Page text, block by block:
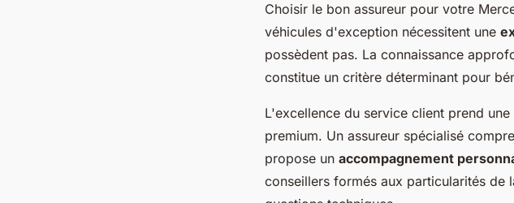
Choisir le bon assureur pour votre
véhicules d'exception nécessitent une
possèdent pas. La connaissance
constitue un critère déterminant pour
L'excellence du service client prend
premium. Un assureur spécialisé
propose un accompagnement
conseillers formés aux particularités